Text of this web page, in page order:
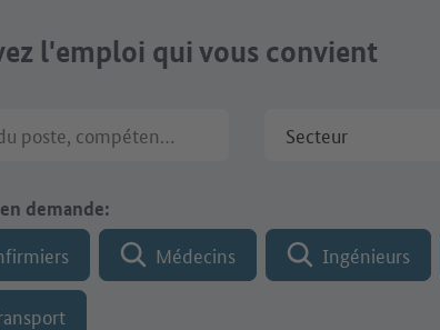
l'emploi qui vous convient
Secteur
demande:
Médecins Ingénieurs